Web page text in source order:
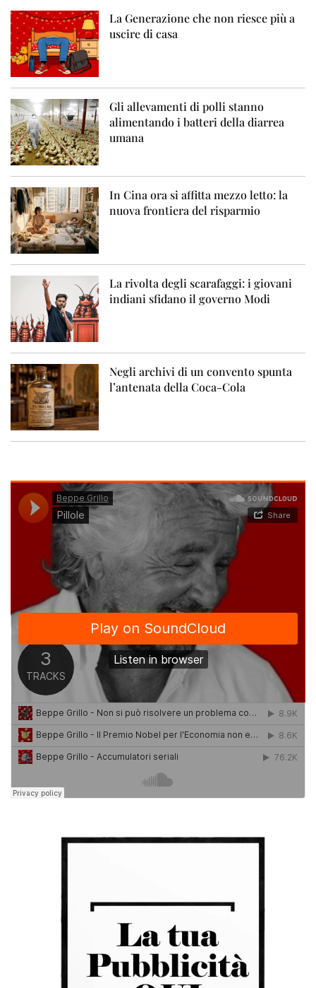
La Generazione che non riesce più a
uscire di casa
Gli allevamenti di polli stanno
alimentando i batteri della diarrea
umana
In Cina ora si affitta mezzo letto: la
nuova frontiera del risparmio
La rivolta degli scarafaggi: i giovani
indiani sfidano il governo Modi
Negli archivi di un convento spunta
l’antenata della Coca-Cola